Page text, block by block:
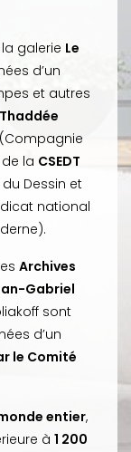
galerie Le
d’un
et autres
Thaddée
la CSEDT
Dessin et
national
Archives
Gabriel
sont
d’un
le Comité
entier,
à 1 200